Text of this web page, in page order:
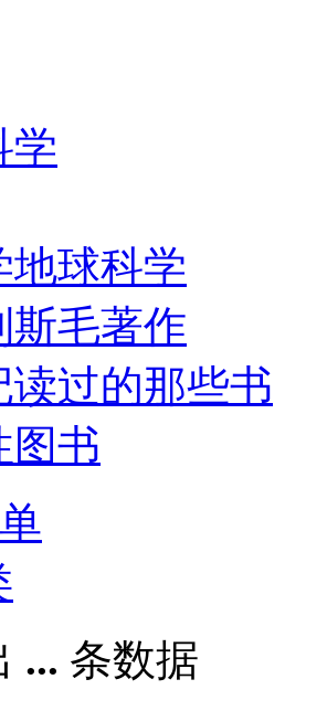
学
地球科学
斯毛著作
读过的那些书
图书
... 条数据